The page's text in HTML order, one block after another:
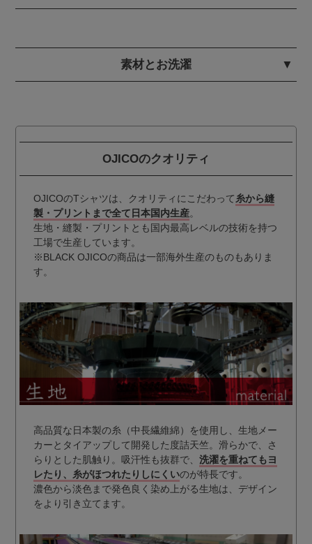
素材とお洗濯
OJICOのクオリティ
OJICOのTシャツは、クオリティにこだわって糸から縫
製・プリントまで全て日本国内生産。
生地・縫製・プリントとも国内最高レベルの技術を持つ
工場で生産しています。
※BLACK OJICOの商品は一部海外生産のものもありま
す。
高品質な日本製の糸（中長繊維綿）を使用し、生地メー
カーとタイアップして開発した度詰天竺。滑らかで、さ
らりとした肌触り。吸汗性も抜群で、 洗濯を重ねてもヨ
レたり、糸がほつれたりしにくいのが特長です。
濃色から淡色まで発色良く染め上がる生地は、デザイン
をより引き立てます。